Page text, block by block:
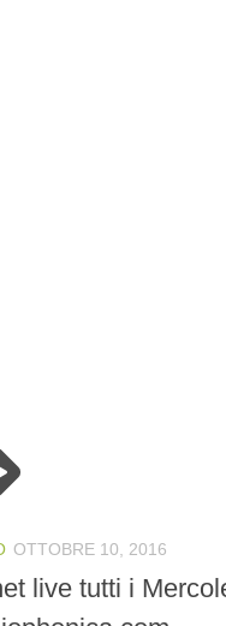
OTTOBRE 10, 2016
live tutti i